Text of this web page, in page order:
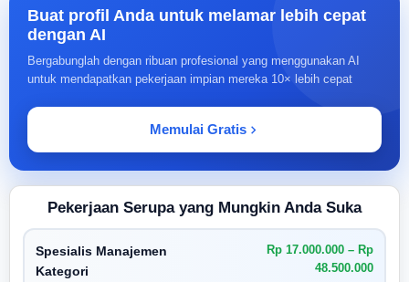
Buat profil Anda untuk melamar lebih cepat
dengan AI
Bergabunglah dengan ribuan profesional yang menggunakan AI
untuk mendapatkan pekerjaan impian mereka 10× lebih cepat
Memulai Gratis
Pekerjaan Serupa yang Mungkin Anda Suka
Spesialis Manajemen
Kategori
Rp 17.000.000 – Rp
48.500.000